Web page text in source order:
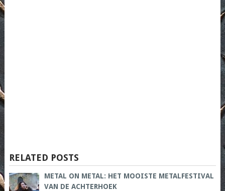
RELATED POSTS
METAL ON METAL: HET MOOISTE METALFESTIVAL
VAN DE ACHTERHOEK